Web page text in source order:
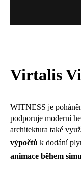
Virtalis
WITNESS je
podporuje moderní
architektura také
výpočtů k dodání
animace během